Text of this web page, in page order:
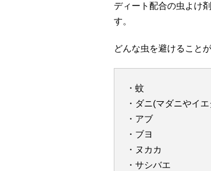
ディート配合の虫よけ
す。
どんな虫を避けること
・蚊
・ダニ(マダニやイ
・アブ
・ブヨ
・ヌカカ
・サシバエ